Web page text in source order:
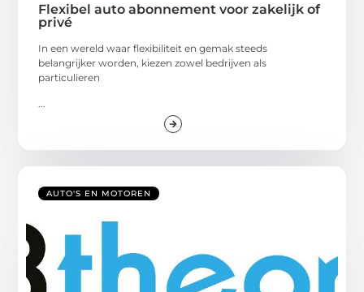
Flexibel auto abonnement voor zakelijk of
privé
In een wereld waar flexibiliteit en gemak steeds
belangrijker worden, kiezen zowel bedrijven als
particulieren
...
AUTO'S EN MOTOREN